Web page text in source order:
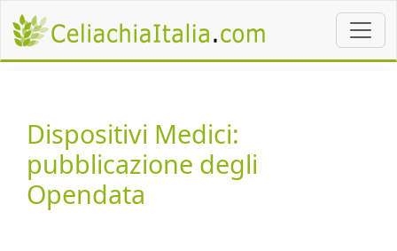
Dispositivi Medici:
pubblicazione degli
Opendata